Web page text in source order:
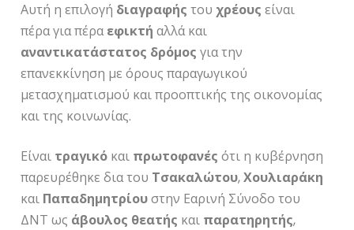
Αυτή η επιλογή διαγραφής του χρέους είναι
πέρα για πέραεφικτή αλλά και
αναντικατάστατος δρόμος για την
επανεκκίνηση με όρους παραγωγικού
μετασχηματισμού και προοπτικής της οικονομίας
και της κοινωνίας.
Είναι τραγικό και πρωτοφανές ότι η κυβέρνηση
παρευρέθηκε δια του Τσακαλώτου,Χουλιαράκη
και Παπαδημητρίουστην Εαρινή Σύνοδο του
ΔΝΤ ως άβουλος θεατής και παρατηρητής,